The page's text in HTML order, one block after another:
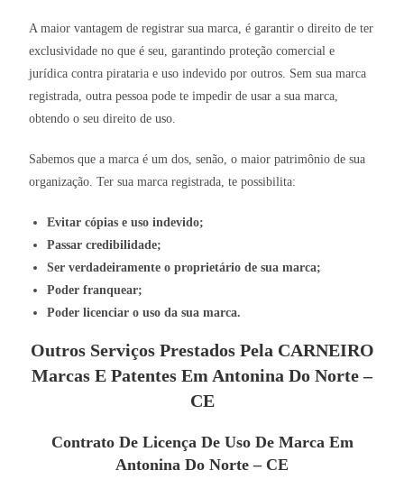
A maior vantagem de registrar sua marca, é garantir o direito de ter
exclusividade no que é seu, garantindo proteção comercial e
jurídica contra pirataria e uso indevido por outros. Sem sua marca
registrada, outra pessoa pode te impedir de usar a sua marca,
obtendo o seu direito de uso.
Sabemos que a marca é um dos, senão, o maior patrimônio de sua
organização. Ter sua marca registrada, te possibilita:
Evitar cópias e uso indevido;
Passar credibilidade;
Ser verdadeiramente o proprietário de sua marca;
Poder franquear;
Poder licenciar o uso da sua marca.
Outros Serviços Prestados Pela CARNEIRO
Marcas E Patentes Em Antonina Do Norte –
CE
Contrato De Licença De Uso De Marca Em
Antonina Do Norte – CE